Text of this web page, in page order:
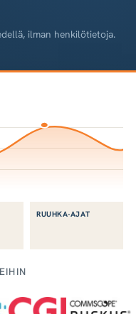
ilman henkilötietoja.
RUUHKA-AJAT